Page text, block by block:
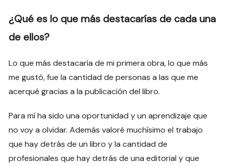
¿Qué es lo que más destacarías de cada una
de ellos?
Lo que más destacaría de mi primera obra, lo que más
me gustó, fue la cantidad de personas a las que me
acerqué gracias a la publicación del libro.
Para mí ha sido una oportunidad y un aprendizaje que
no voy a olvidar. Además valoré muchísimo el trabajo
que hay detrás de un libro y la cantidad de
profesionales que hay detrás de una editorial y que